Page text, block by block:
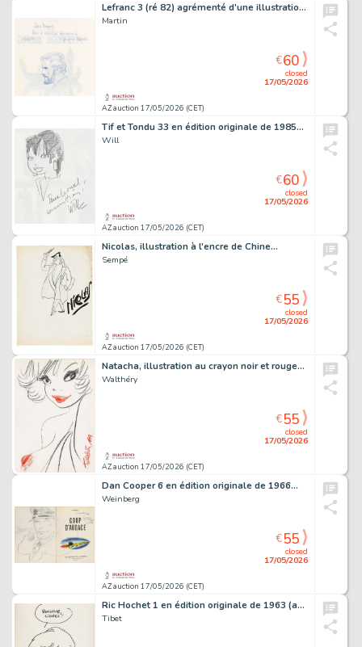
Lefranc 3 (ré 82) agrémenté d'une illustration…
Martin
AZ auction 17/05/2026 (CET)
closed
17/05/2026
€60
Tif et Tondu 33 en édition originale de 1985…
Will
AZ auction 17/05/2026 (CET)
closed
17/05/2026
€60
Nicolas, illustration à l'encre de Chine…
Sempé
AZ auction 17/05/2026 (CET)
closed
17/05/2026
€55
Natacha, illustration au crayon noir et rouge…
Walthéry
AZ auction 17/05/2026 (CET)
closed
17/05/2026
€55
Dan Cooper 6 en édition originale de 1966…
Weinberg
AZ auction 17/05/2026 (CET)
closed
17/05/2026
€55
Ric Hochet 1 en édition originale de 1963 (avec…
Tibet